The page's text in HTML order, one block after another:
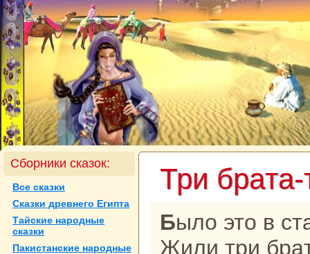
Сборники сказок:
Все сказки
Сказки древнего Египта
Тайские нaродные
сказки
Пакистанские нaродные
Три
Было это в старое, давнее время.
Жили три